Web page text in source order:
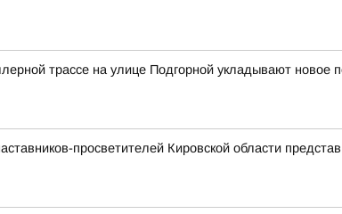
трассе на улице Подгорной укладывают новое
просветителей Кировской области